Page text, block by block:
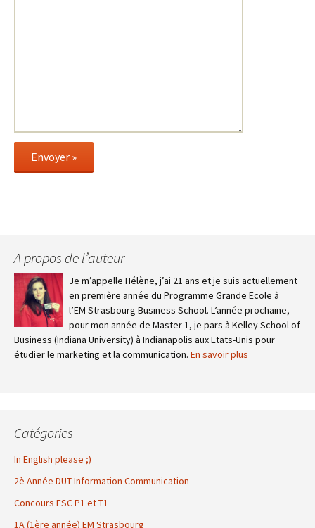
A propos de l’auteur
Je m’appelle Hélène, j’ai 21 ans et je suis actuellement
en première année du Programme Grande Ecole à
l’EM Strasbourg Business School. L’année prochaine,
pour mon année de Master 1, je pars à Kelley School of
Business (Indiana University) à Indianapolis aux Etats-Unis pour
étudier le marketing et la communication. En savoir plus
Catégories
In English please ;)
2è Année DUT Information Communication
Concours ESC P1 et T1
1A (1ère année) EM Strasbourg